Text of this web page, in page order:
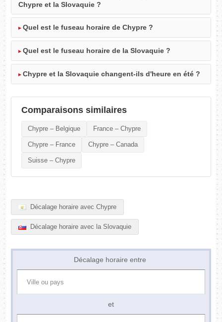
Chypre et la Slovaquie ?
Quel est le fuseau horaire de Chypre ?
Quel est le fuseau horaire de la Slovaquie ?
Chypre et la Slovaquie changent-ils d'heure en été ?
Comparaisons similaires
Chypre – Belgique France – Chypre
Chypre – France Chypre – Canada
Suisse – Chypre
Décalage horaire avec Chypre
Décalage horaire avec la Slovaquie
Décalage horaire entre
et